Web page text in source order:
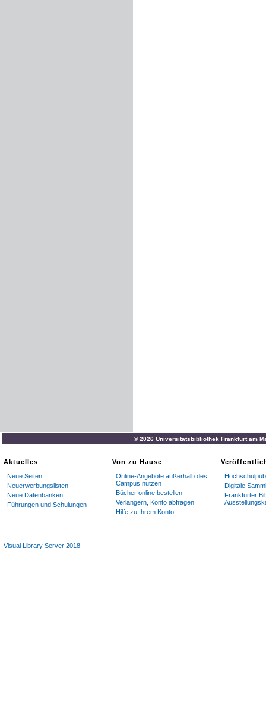
© 2026 Universitätsbibliothek Frankfurt am
Aktuelles
Neue Seiten
Neuerwerbungslisten
Neue Datenbanken
Führungen und Schulungen
Von zu Hause
Online-Angebote außerhalb des
Campus nutzen
Bücher online bestellen
Verlängern, Konto abfragen
Hilfe zu Ihrem Konto
Digitale
Frankfurter
Visual Library Server 2018